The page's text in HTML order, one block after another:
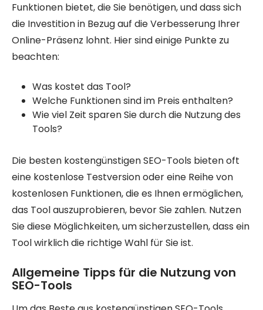
Funktionen bietet, die Sie benötigen, und dass sich
die Investition in Bezug auf die Verbesserung Ihrer
Online-Präsenz lohnt. Hier sind einige Punkte zu
beachten:
Was kostet das Tool?
Welche Funktionen sind im Preis enthalten?
Wie viel Zeit sparen Sie durch die Nutzung des
Tools?
Die besten kostengünstigen SEO-Tools bieten oft
eine kostenlose Testversion oder eine Reihe von
kostenlosen Funktionen, die es Ihnen ermöglichen,
das Tool auszuprobieren, bevor Sie zahlen. Nutzen
Sie diese Möglichkeiten, um sicherzustellen, dass ein
Tool wirklich die richtige Wahl für Sie ist.
Allgemeine Tipps für die Nutzung von
SEO-Tools